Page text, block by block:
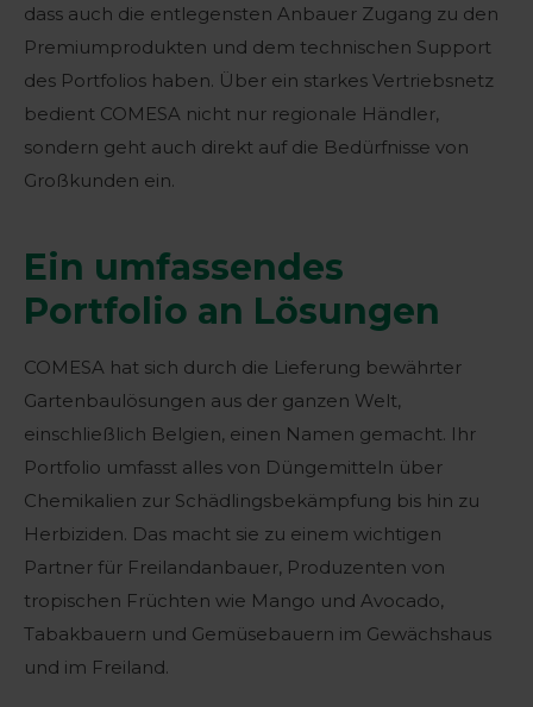
dass auch die entlegensten Anbauer Zugang zu den
Premiumprodukten und dem technischen Support
des Portfolios haben. Über ein starkes Vertriebsnetz
bedient COMESA nicht nur regionale Händler,
sondern geht auch direkt auf die Bedürfnisse von
Großkunden ein.
Ein umfassendes
Portfolio an Lösungen
COMESA hat sich durch die Lieferung bewährter
Gartenbaulösungen aus der ganzen Welt,
einschließlich Belgien, einen Namen gemacht. Ihr
Portfolio umfasst alles von Düngemitteln über
Chemikalien zur Schädlingsbekämpfung bis hin zu
Herbiziden. Das macht sie zu einem wichtigen
Partner für Freilandanbauer, Produzenten von
tropischen Früchten wie Mango und Avocado,
Tabakbauern und Gemüsebauern im Gewächshaus
und im Freiland.